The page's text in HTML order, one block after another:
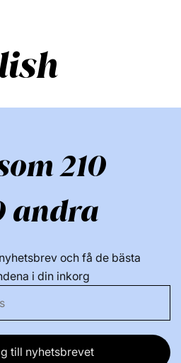
210
andra
och få de bästa
i din inkorg
till nyhetsbrevet